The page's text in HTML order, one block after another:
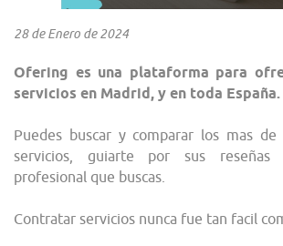
28 de Enero de 2024
Ofering es una plataforma para
servicios en Madrid, y en toda España.
Puedes buscar y comparar los mas de
servicios, guiarte por sus
profesional que buscas.
Contratar servicios nunca fue tan facil